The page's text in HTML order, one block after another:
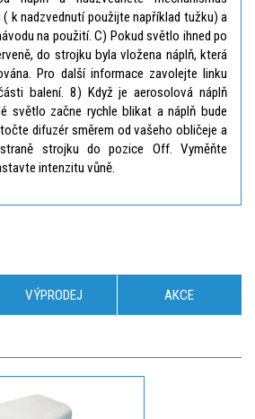
k nadzvednutí použijte například tužku) a
na použití. C) Pokud světlo ihned po
do strojku byla vložena náplň, která
Pro další informace zavolejte linku
balení. 8) Když je aerosolová náplň
světlo začne rychle blikat a náplň bude
difuzér směrem od vašeho obličeje a
strojku do pozice Off. Vyměňte
intenzitu vůně.
VÝPRODEJ AKCE